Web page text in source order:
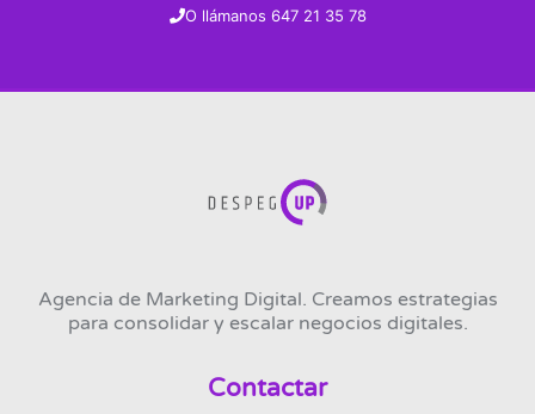
O llámanos 647 21 35 78
Agencia de Marketing Digital. Creamos estrategias
para consolidar y escalar negocios digitales.
Contactar